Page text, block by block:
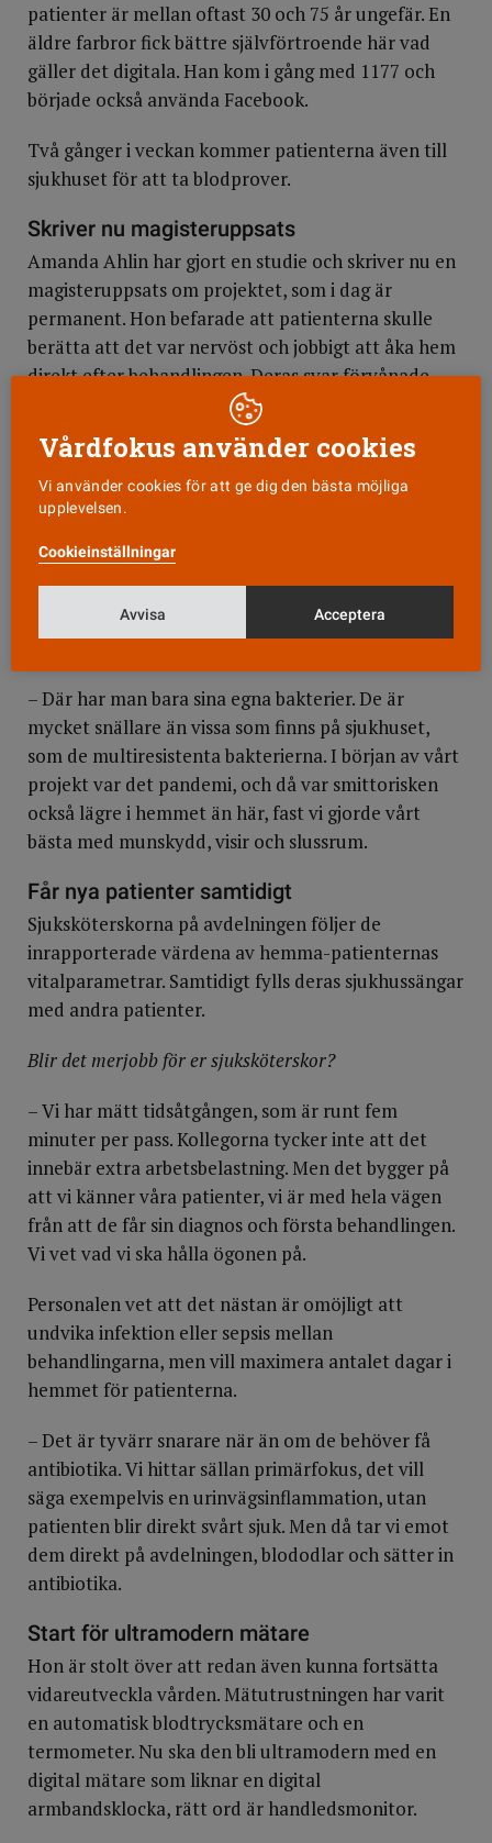
patienter är mellan oftast 30 och 75 år ungefär. En
äldre farbror fick bättre självförtroende här vad
gäller det digitala. Han kom i gång med 1177 och
började också använda Facebook.
Två gånger i veckan kommer patienterna även till
sjukhuset för att ta blodprover.
Skriver nu magisteruppsats
Amanda Ahlin har gjort en studie och skriver nu en
magisteruppsats om projektet, som i dag är
permanent. Hon befarade att patienterna skulle
berätta att det var nervöst och jobbigt att åka hem
direkt efter behandlingen. Deras svar förvånade
– De tycker att det är skönt att få vara hemma. De
får träffa sina nära oftare, sitta i egen soffa och titta
på tv. De äter betydligt bättre, rör sig mer och är
lugnare. För dem ger det mental energi, möjlighet
att landa.
Risken att smittas och få en infektion är lägre i
– Där har man bara sina egna bakterier. De är
mycket snällare än vissa som finns på sjukhuset,
som de multiresistenta bakterierna. I början av vårt
projekt var det pandemi, och då var smittorisken
också lägre i hemmet än här, fast vi gjorde vårt
bästa med munskydd, visir och slussrum.
Får nya patienter samtidigt
Sjuksköterskorna på avdelningen följer de
inrapporterade värdena av hemma-patienternas
vitalparametrar. Samtidigt fylls deras sjukhussängar
med andra patienter.
Blir det merjobb för er sjuksköterskor?
– Vi har mätt tidsåtgången, som är runt fem
minuter per pass. Kollegorna tycker inte att det
innebär extra arbetsbelastning. Men det bygger på
att vi känner våra patienter, vi är med hela vägen
från att de får sin diagnos och första behandlingen.
Vi vet vad vi ska hålla ögonen på.
Personalen vet att det nästan är omöjligt att
undvika infektion eller sepsis mellan
behandlingarna, men vill maximera antalet dagar i
hemmet för patienterna.
– Det är tyvärr snarare när än om de behöver få
antibiotika. Vi hittar sällan primärfokus, det vill
säga exempelvis en urinvägsinflammation, utan
patienten blir direkt svårt sjuk. Men då tar vi emot
dem direkt på avdelningen, blododlar och sätter in
antibiotika.
Start för ultramodern mätare
Hon är stolt över att redan även kunna fortsätta
vidareutveckla vården. Mätutrustningen har varit
en automatisk blodtrycksmätare och en
termometer. Nu ska den bli ultramodern med en
digital mätare som liknar en digital
armbandsklocka, rätt ord är handledsmonitor.
Vårdfokus använder cookies
Vi använder cookies för att ge dig den bästa möjliga
upplevelsen.
Cookieinställningar
Avvisa Acceptera